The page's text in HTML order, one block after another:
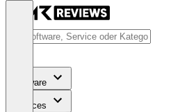
Software
Services